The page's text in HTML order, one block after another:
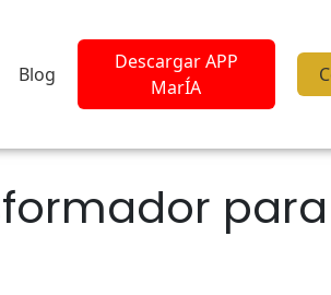
Blog
Descargar APP
MarÍA
para